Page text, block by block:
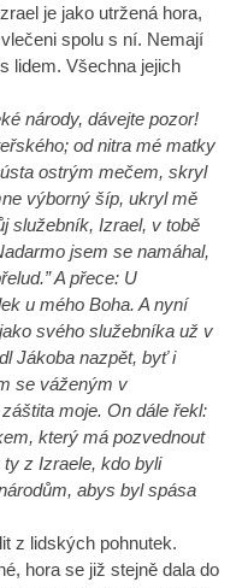
je jako utržená hora,
spolu s ní. Nemají
lidem. Všechna jejich
národy, dávejte pozor!
od nitra mé matky
ostrým mečem, skryl
výborný šíp, ukryl mě
služebník, Izrael, v tobě
jsem se namáhal,
A přece: U
u mého Boha. A nyní
svého služebníka už v
Jákoba nazpět, byť i
se váženým v
moje. On dále řekl:
který má pozvednout
z Izraele, kdo byli
abys byl spása
z lidských pohnutek.
hora se již stejně dala do